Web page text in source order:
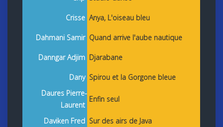
Crisse Anya, L'oiseau bleu
Dahmani Samir Quand arrive l'aube nautique
Danngar Adjim Djarabane
Dany Spirou et la Gorgone bleue
Daures Pierre-
Laurent
Enfin seul
Daviken Fred Sur des airs de Java